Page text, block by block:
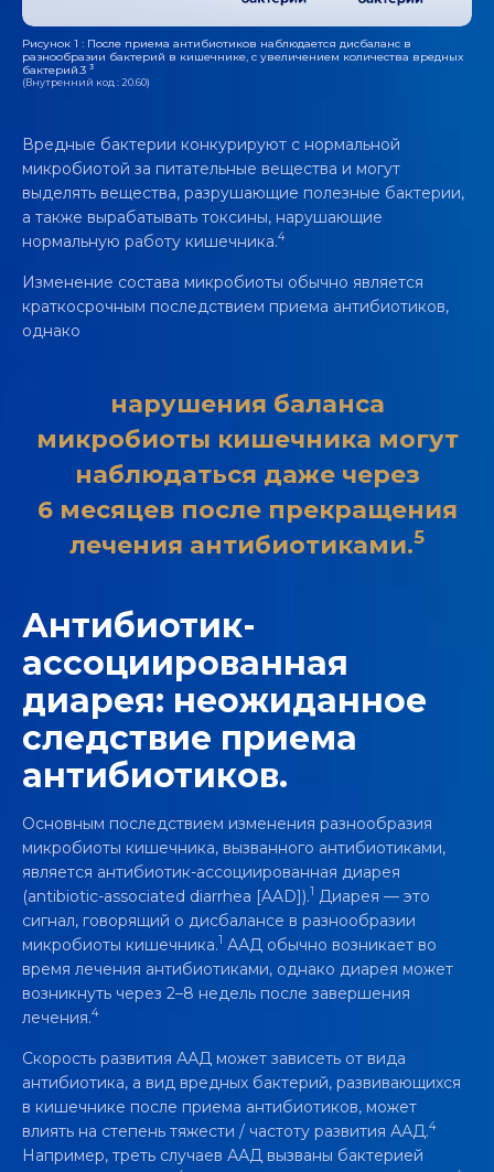
Рисунок 1 : После приема антибиотиков наблюдается дисбаланс в
разнообразии бактерий в кишечнике, с увеличением количества вредных
бактерий.3 3
(Внутренний код : 20.60)
Вредные бактерии конкурируют с нормальной
микробиотой за питательные вещества и могут
выделять вещества, разрушающие полезные бактерии,
а также вырабатывать токсины, нарушающие
нормальную работу кишечника.4
Изменение состава микробиоты обычно является
краткосрочным последствием приема антибиотиков,
однако
нарушения баланса
микробиоты кишечника могут
наблюдаться даже через
6 месяцев после прекращения
лечения антибиотиками.5
Антибиотик-
ассоциированная
диарея: неожиданное
следствие приема
антибиотиков.
Основным последствием изменения разнообразия
микробиоты кишечника, вызванного антибиотиками,
является антибиотик-ассоциированная диарея
(antibiotic-associated diarrhea [AAD]).1 Диарея — это
сигнал, говорящий о дисбалансе в разнообразии
микробиоты кишечника.1 ААД обычно возникает во
время лечения антибиотиками, однако диарея может
возникнуть через 2–8 недель после завершения
лечения.4
Скорость развития ААД может зависеть от вида
антибиотика, а вид вредных бактерий, развивающихся
в кишечнике после приема антибиотиков, может
влиять на степень тяжести / частоту развития ААД.4
Например, треть случаев ААД вызваны бактерией